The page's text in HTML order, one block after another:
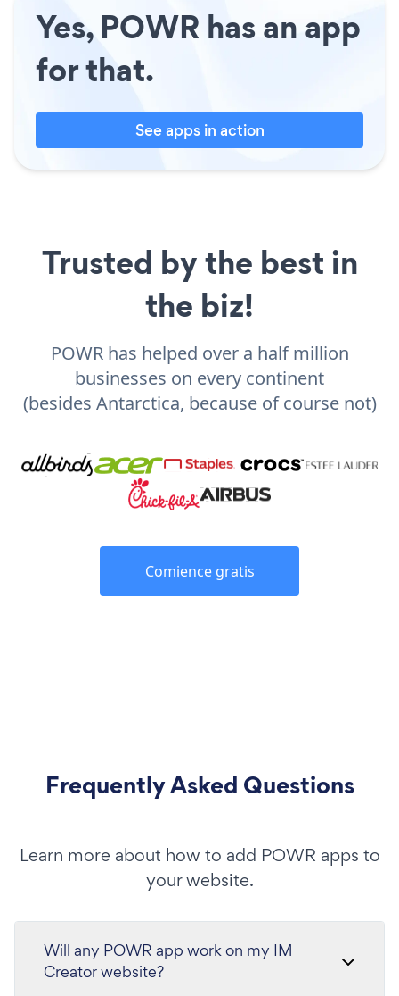
Yes, POWR has an app
for that.
See apps in action
Trusted by the best in
the biz!
POWR has helped over a half million
businesses on every continent
(besides Antarctica, because of course not)
Comience gratis
Frequently Asked Questions
Learn more about how to add POWR apps to
your website.
Will any POWR app work on my IM
Creator website?